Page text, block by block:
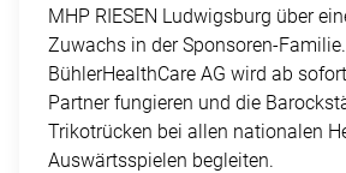
MHP RIESEN Ludwigsburg über
Zuwachs in der Sponsoren-
BühlerHealthCare AG wird ab
Partner fungieren und die
Trikotrücken bei allen nationalen
Auswärtsspielen begleiten.